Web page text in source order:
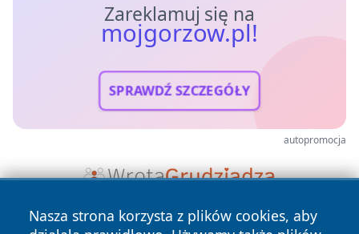
Zareklamuj się na
mojgorzow.pl!
SPRAWDŹ SZCZEGÓŁY
autopromocja
Nasza strona korzysta z plików cookies, aby